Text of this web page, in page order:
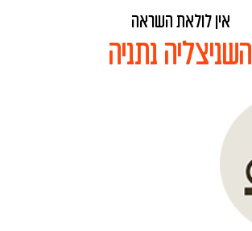
אין לולאת השראה
השניצליה נתניה